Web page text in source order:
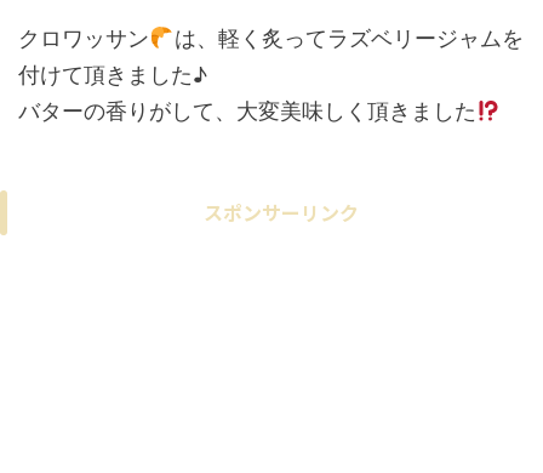
クロワッサン
は、軽く炙ってラズベリージャムを
付けて頂きました♪
バターの香りがして、大変美味しく頂きました
スポンサーリンク